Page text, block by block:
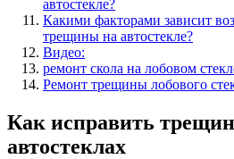
автостекле?
Какими факторами зависит
трещины на автостекле?
Видео:
ремонт скола на лобовом
Ремонт трещины лобового
Как исправить
автостеклах